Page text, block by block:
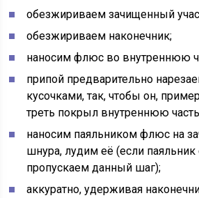
обезжириваем зачищенный
обезжириваем наконечник;
наносим флюс во внутреннюю
припой предварительно
кусочками, так, чтобы он,
треть покрыл внутреннюю
наносим паяльником флюс на
шнура, лудим её (если паяльник
пропускаем данный шаг);
аккуратно, удерживая